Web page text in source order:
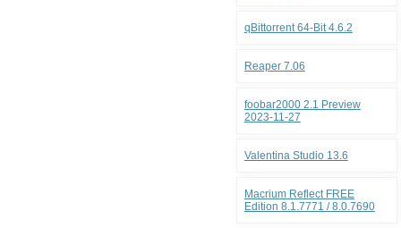
qBittorrent 64-Bit 4.6.2
Reaper 7.06
foobar2000 2.1 Preview
2023-11-27
Valentina Studio 13.6
Macrium Reflect FREE
Edition 8.1.7771 / 8.0.7690